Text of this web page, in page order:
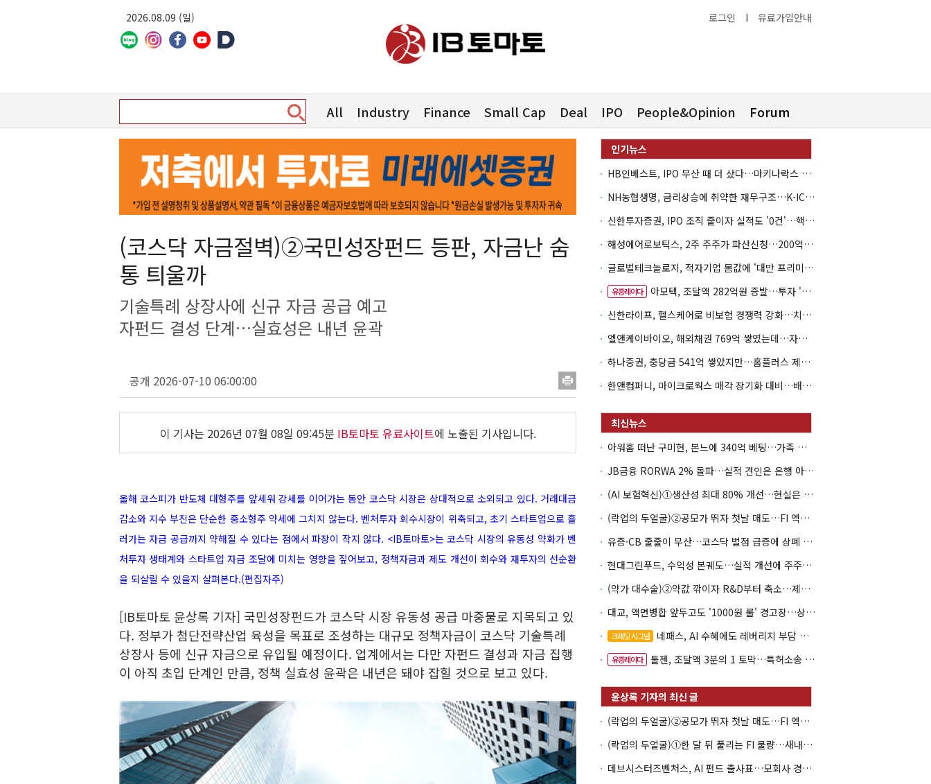
2026.08.09 (일) 로그인 I 유료가입안내
All Industry Finance Small Cap Deal IPO People&Opinion Forum
(코스닥 자금절벽)②국민성장펀드 등판, 자금난 숨
통 틔울까
기술특례 상장사에 신규 자금 공급 예고
자펀드 결성 단계…실효성은 내년 윤곽
공개 2026-07-10 06:00:00
이 기사는 2026년 07월 08일 09:45분 IB토마토 유료사이트에 노출된 기사입니다.
올해 코스피가 반도체 대형주를 앞세워 강세를 이어가는 동안 코스닥 시장은 상대적으로 소외되고 있다. 거래대금
감소와 지수 부진은 단순한 중소형주 약세에 그치지 않는다. 벤처투자 회수시장이 위축되고, 초기 스타트업으로 흘
러가는 자금 공급까지 약해질 수 있다는 점에서 파장이 작지 않다. <IB토마토>는 코스닥 시장의 유동성 약화가 벤
처투자 생태계와 스타트업 자금 조달에 미치는 영향을 짚어보고, 정책자금과 제도 개선이 회수와 재투자의 선순환
을 되살릴 수 있을지 살펴본다.(편집자주)
[IB토마토 윤상록 기자] 국민성장펀드가 코스닥 시장 유동성 공급 마중물로 지목되고 있
다. 정부가 첨단전략산업 육성을 목표로 조성하는 대규모 정책자금이 코스닥 기술특례
상장사 등에 신규 자금으로 유입될 예정이다. 업계에서는 다만 자펀드 결성과 자금 집행
이 아직 초입 단계인 만큼, 정책 실효성 윤곽은 내년은 돼야 잡힐 것으로 보고 있다.
HB인베스트, IPO 무산 때 더 샀다…마키나락스 투자 2.7배 회수
NH농협생명, 금리상승에 취약한 재무구조…K-ICS 변동성 '주의보'
신한투자증권, IPO 조직 줄이자 실적도 '0건'…핵심 인력까지 이탈
해성에어로보틱스, 2주 주주가 파산신청…200억 CB 분쟁 확산
글로벌테크놀로지, 적자기업 몸값에 '대만 프리미엄'…공모가 논란
유증레이다
아모텍, 조달액 282억원 증발…투자 '속도 조절' 불가피
신한라이프, 헬스케어로 비보험 경쟁력 강화…치매·간병 공략
엘앤케이바이오, 해외채권 769억 쌓였는데…자회사 4곳 자본잠식
하나증권, 충당금 541억 쌓았지만…홈플러스 제재는 추가 비용 불씨
한앤컴퍼니, 마이크로웍스 매각 장기화 대비…배당 회수판 깔았다
아워홈 떠난 구미현, 본느에 340억 베팅…가족 지배체제 구축
JB금융 RORWA 2% 돌파…실적 견인은 은행 아닌 캐피탈
(AI 보험혁신)①생산성 최대 80% 개선…현실은 '실행 격차'
(락업의 두얼굴)②공모가 뛰자 첫날 매도…FI 엑시트 전략 갈렸다
유증·CB 줄줄이 무산…코스닥 벌점 급증에 상폐 압박
현대그린푸드, 수익성 본궤도…실적 개선에 주주환원까지
(약가 대수술)②약값 깎이자 R&D부터 축소…제약업계 비상경영 돌입
대교, 액면병합 앞두고도 '1000원 룰' 경고장…상장유지 시험대
크레딧 시그널 네패스, AI 수혜에도 레버리지 부담 여전
유증레이다 툴젠, 조달액 3분의 1 토막…특허소송 비용부터 챙긴다
(락업의 두얼굴)②공모가 뛰자 첫날 매도…FI 엑시트 전략 갈렸다
(락업의 두얼굴)①한 달 뒤 풀리는 FI 물량…새내기주 오버행 경계
데브시스터즈벤처스, AI 펀드 출사표…모회사 경영난 변수